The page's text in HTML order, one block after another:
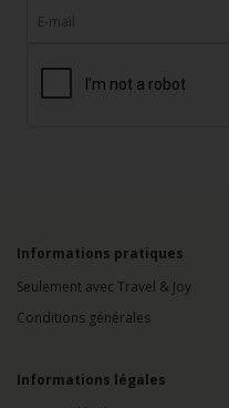
Informations pratiques
Seulement avec Travel & Joy
Conditions générales
Informations légales